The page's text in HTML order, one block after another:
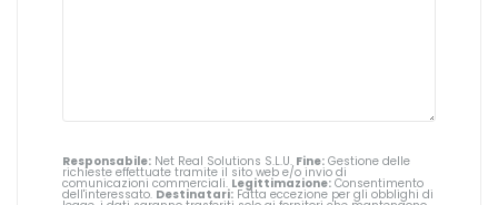
Responsabile: Net Real Solutions S.L.U. Fine: Gestione delle
richieste effettuate tramite il sito web e/o invio di
comunicazioni commerciali. Legittimazione: Consentimento
dell'interessato. Destinatari: Fatta eccezione per gli obblighi di